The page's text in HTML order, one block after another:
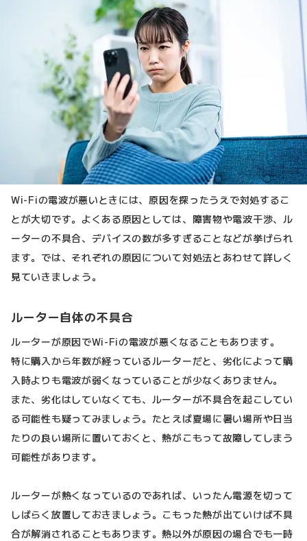
Wi-Fiの電波が悪いときには、原因を探ったうえで対処するこ
とが大切です。よくある原因としては、障害物や電波干渉、ル
ーターの不具合、デバイスの数が多すぎることなどが挙げられ
ます。では、それぞれの原因について対処法とあわせて詳しく
見ていきましょう。
ルーター自体の不具合
ルーターが原因でWi-Fiの電波が悪くなることもあります。
特に購入から年数が経っているルーターだと、劣化によって購
入時よりも電波が弱くなっていることが少なくありません。
また、劣化はしていなくても、ルーターが不具合を起こしてい
る可能性も疑ってみましょう。たとえば夏場に暑い場所や日当
たりの良い場所に置いておくと、熱がこもって故障してしまう
可能性があります。
ルーターが熱くなっているのであれば、いったん電源を切って
しばらく放置しておきましょう。こもった熱が出ていけば不具
合が解消されることもあります。熱以外が原因の場合でも一時